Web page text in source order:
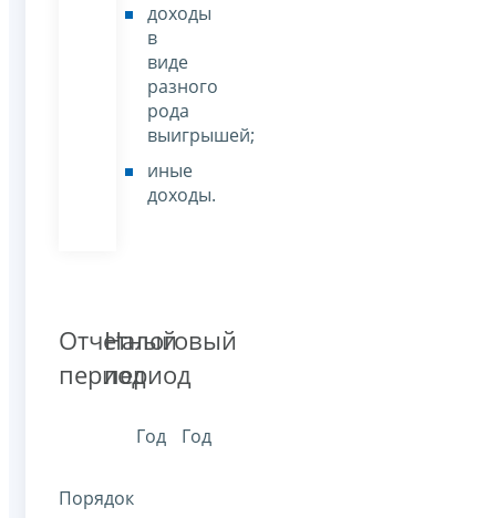
доходы
в
виде
разного
рода
выигрышей;
иные
доходы.
Отчетный
период
Год
Налоговый
период
Год
Порядок